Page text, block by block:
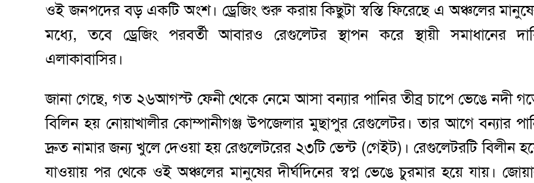
ওই জনপদের বড় একটি অংশ। ড্রেজিং শুরু করায় কিছুটা স্বস্তি ফিরেছে এ অঞ্চলের
মধ্যে, তবে ড্রেজিং পরবর্তী আবারও রেগুলেটর স্থাপন করে স্থায়ী সমাধানের
এলাকাবাসির।
জানা গেছে, গত ২৬আগস্ট ফেনী থেকে নেমে আসা বন্যার পানির তীব্র চাপে ভেঙে নদী
বিলিন হয় নোয়াখালীর কোম্পানীগঞ্জ উপজেলার মুছাপুর রেগুলেটর। তার আগে বন্যার
দ্রুত নামার জন্য খুলে দেওয়া হয় রেগুলেটরের ২৩টি ভেন্ট (গেইট)। রেগুলেটরটি বিলীন
যাওয়ায় পর থেকে ওই অঞ্চলের মানুষের দীর্ঘদিনের স্বপ্ন ভেঙে চুরমার হয়ে যায়।